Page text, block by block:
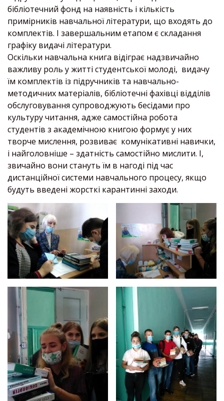
бібліотечний фонд на наявність і кількість
примірників навчальної літератури, що входять до
комплектів. І завершальним етапом є складання
графіку видачі літератури.
Оскільки навчальна книга відіграє надзвичайно
важливу роль у житті студентської молоді, видачу
їм комплектів із підручників та навчально-
методичних матеріалів, бібліотечні фахівці відділів
обслуговування супроводжують бесідами про
культуру читання, адже самостійна робота
студентів з академічною книгою формує у них
творче мислення, розвиває комунікативні навички,
і найголовніше – здатність самостійно мислити. І,
звичайно вони стануть їм в нагоді під час
дистанційної системи навчального процесу, якщо
будуть введені жорсткі карантинні заходи.